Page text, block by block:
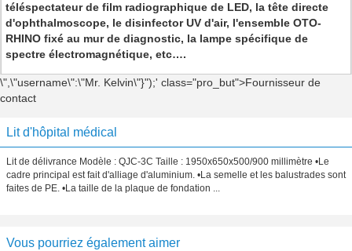
téléspectateur de film radiographique de LED, la tête directe
d'ophthalmoscope, le disinfector UV d'air, l'ensemble OTO-
RHINO fixé au mur de diagnostic, la lampe spécifique de
spectre électromagnétique, etc….
\",\"username\":\"Mr. Kelvin\"}");' class="pro_but">Fournisseur de
contact
Lit d'hôpital médical
Lit de délivrance Modèle : QJC-3C Taille : 1950x650x500/900 millimètre •Le
cadre principal est fait d'alliage d'aluminium. •La semelle et les balustrades sont
faites de PE. •La taille de la plaque de fondation ...
Vous pourriez également aimer